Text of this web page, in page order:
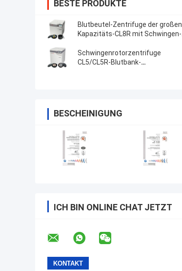
BESTE PRODUKTE
Blutbeutel-Zentrifuge der großen
Kapazitäts-CL8R mit Schwingen-
Schwingenrotorzentrifuge
CL5/CL5R-Blutbank-
BESCHEINIGUNG
ICH BIN ONLINE CHAT JETZT